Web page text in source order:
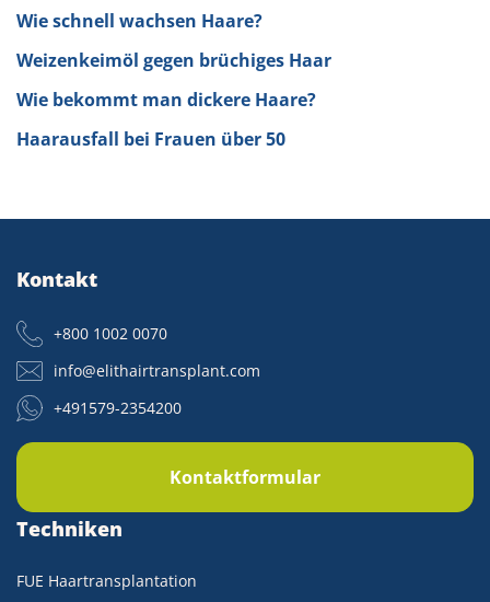
Wie schnell wachsen Haare?
Weizenkeimöl gegen brüchiges Haar
Wie bekommt man dickere Haare?
Haarausfall bei Frauen über 50
Kontakt
+800 1002 0070
info@elithairtransplant.com
+491579-2354200
Kontaktformular
Techniken
FUE Haartransplantation